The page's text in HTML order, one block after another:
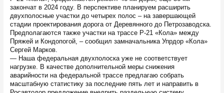
закончат в 2024 году. В перспективе планируем расширить
двухполосные участки до четырех полос – на завершающей
стадии проектирования дорога от Деревянного до Петрозаводска.
Предполагаются также участки на трассе Р-21 «Кола» между
Пряжей и Кондопогой, – сообщил замначальника Упрдор «Кола»
Сергей Марков.
— Наша федеральная двухполоска уже не соответствует
нагрузке. В качестве дополнительной меры снижения
аварийности на федеральной трассе предлагаю собрать
масштабную статистику за последние пять лет и направить в